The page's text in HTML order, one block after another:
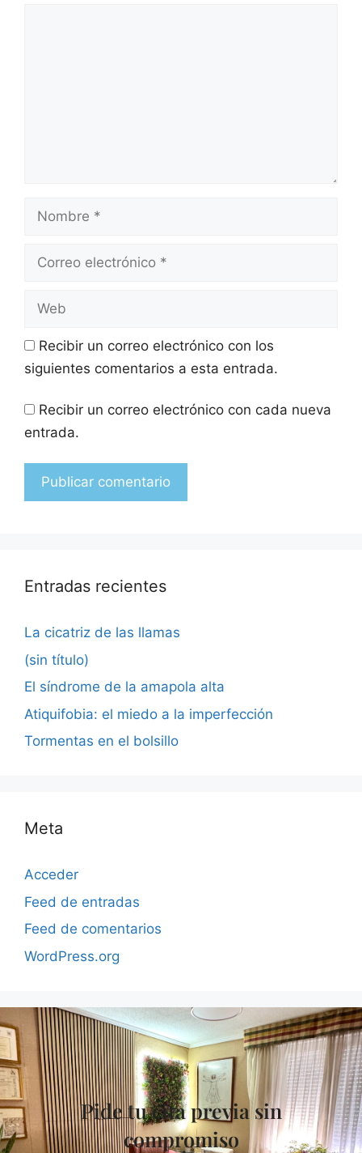
Recibir un correo electrónico con los
siguientes comentarios a esta entrada.
Recibir un correo electrónico con cada nueva
entrada.
Entradas recientes
La cicatriz de las llamas
(sin título)
El síndrome de la amapola alta
Atiquifobia: el miedo a la imperfección
Tormentas en el bolsillo
Meta
Acceder
Feed de entradas
Feed de comentarios
WordPress.org
Pide tu cita previa sin
compromiso